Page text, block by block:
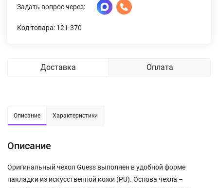
Задать вопрос через:
Код товара: 121-370
Доставка Оплата
Описание Характеристики
Описание
Оригинальный чехол Guess выполнен в удобной форме
накладки из искусственной кожи (PU). Основа чехла –